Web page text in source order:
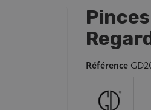
Référence